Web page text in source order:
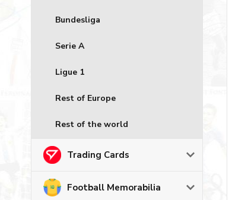
Bundesliga
Serie A
Ligue 1
Rest of Europe
Rest of the world
Trading Cards
Football Memorabilia